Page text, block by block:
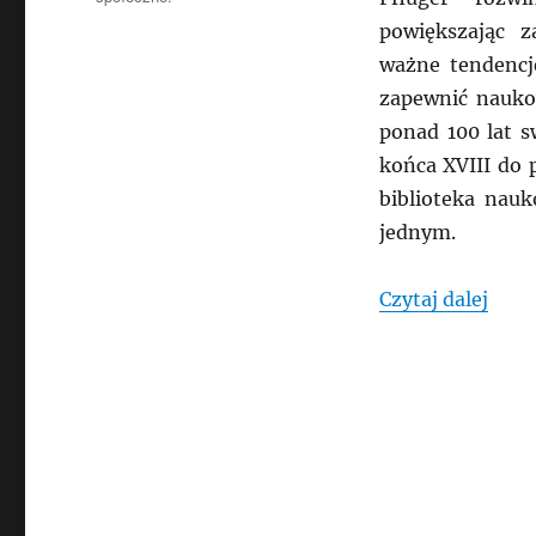
powiększając
ważne
zapewnić
ponad 100 lat
końca XVIII do
biblioteka
jednym.
Czytaj dalej